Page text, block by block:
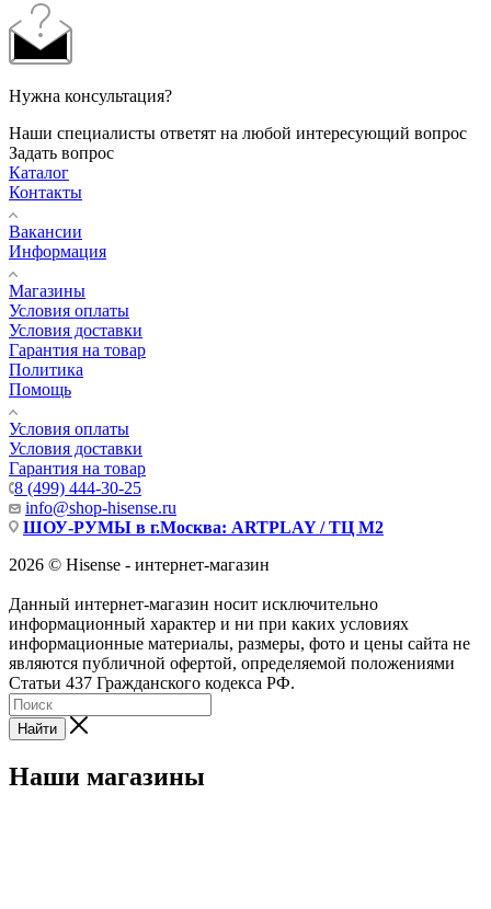
Нужна консультация?
Наши специалисты ответят на любой интересующий вопрос
Задать вопрос
Каталог
Контакты
Вакансии
Информация
Магазины
Условия оплаты
Условия доставки
Гарантия на товар
Политика
Помощь
Условия оплаты
Условия доставки
Гарантия на товар
8 (499) 444-30-25
info@shop-hisense.ru
ШОУ-РУМЫ в г.Москва: ARTPLAY / ТЦ М2
2026 © Hisense - интернет-магазин
Данный интернет-магазин носит исключительно
информационный характер и ни при каких условиях
информационные материалы, размеры, фото и цены сайта не
являются публичной офертой, определяемой положениями
Статьи 437 Гражданского кодекса РФ.
Найти
Наши магазины